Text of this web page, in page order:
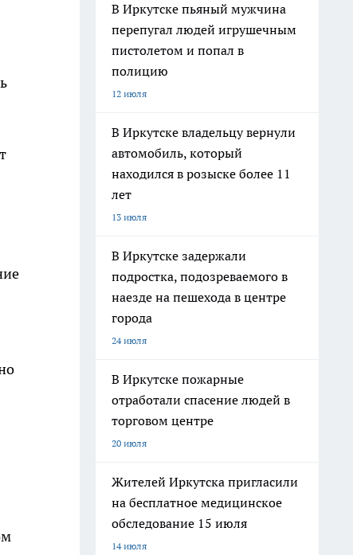
В Иркутске пьяный мужчина
перепугал людей игрушечным
пистолетом и попал в
полицию
12 июля
В Иркутске владельцу вернули
автомобиль, который
находился в розыске более 11
лет
13 июля
В Иркутске задержали
подростка, подозреваемого в
наезде на пешехода в центре
города
24 июля
В Иркутске пожарные
отработали спасение людей в
торговом центре
20 июля
Жителей Иркутска пригласили
на бесплатное медицинское
обследование 15 июля
14 июля